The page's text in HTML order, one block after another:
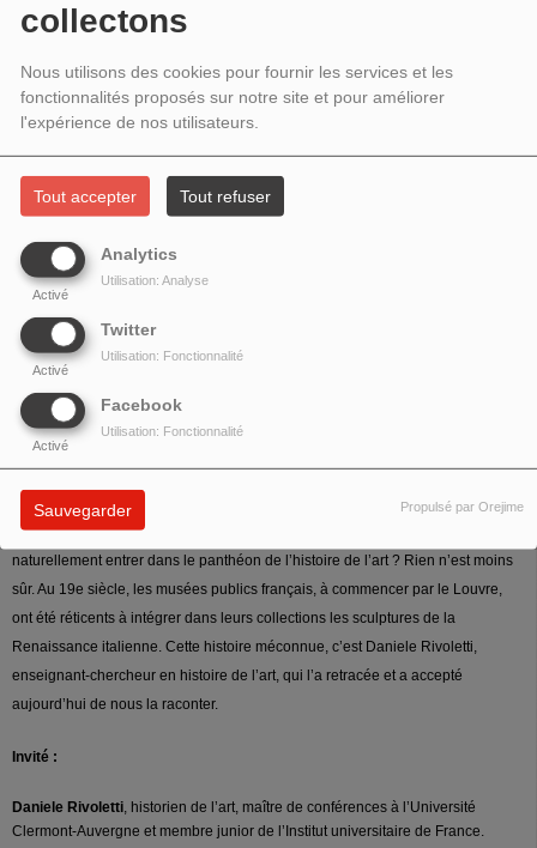
collectons
Nous utilisons des cookies pour fournir les services et les
fonctionnalités proposés sur notre site et pour améliorer
l'expérience de nos utilisateurs.
Tout accepter Tout refuser
Analytics
Activé
Utilisation: Analyse
Twitter
Activé
Utilisation: Fonctionnalité
Facebook
Activé
Utilisation: Fonctionnalité
Sauvegarder Propulsé par Orejime
Qu’est-ce qui fait qu’une œuvre d’art entre, ou non, dans les collections d’un
musée ? Qu’est-ce qui fait qu’on la trouve belle, qu’on la considère comme un
chef d’œuvre qui, forcément, traversera le temps sans prendre une ride ?
Possèderait-elle des qualités intrinsèques qui nous amèneraient à la faire
naturellement entrer dans le panthéon de l’histoire de l’art ? Rien n’est moins
sûr. Au 19e siècle, les musées publics français, à commencer par le Louvre,
ont été réticents à intégrer dans leurs collections les sculptures de la
Renaissance italienne. Cette histoire méconnue, c’est Daniele Rivoletti,
enseignant-chercheur en histoire de l’art, qui l’a retracée et a accepté
aujourd’hui de nous la raconter.
Invité :
Daniele Rivoletti , historien de l’art, maître de conférences à l’Université
Clermont-Auvergne et membre junior de l’Institut universitaire de France.